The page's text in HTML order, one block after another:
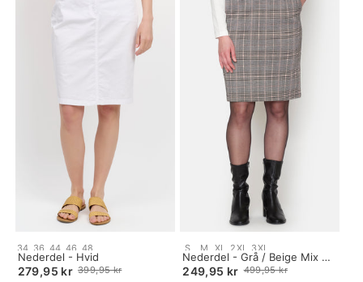
Nederdel - Hvid
279,95 kr
Old
399,95 kr
Size:
34
selected
34 36 44 46 48
Nederdel - Grå / Beige Mix -
Ternet
249,95 kr
Old
499,95 kr
Size:
S
selected
S M XL 2XL 3XL